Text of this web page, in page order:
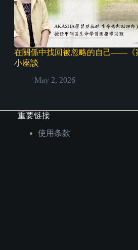
在關係中找回被忽略的自己——《
小座談
May 2, 2026
重要链接
使用条款